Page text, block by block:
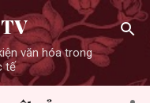
văn hóa trong
tế